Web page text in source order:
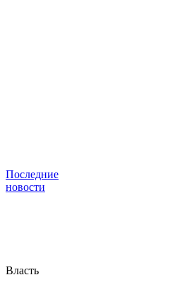
Последние
новости
Власть